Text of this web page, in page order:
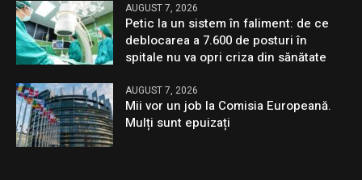
AUGUST 7, 2026
Petic la un sistem în faliment: de ce
deblocarea a 7.600 de posturi în
spitale nu va opri criza din sănătate
AUGUST 7, 2026
Mii vor un job la Comisia Europeană.
Mulți sunt epuizați